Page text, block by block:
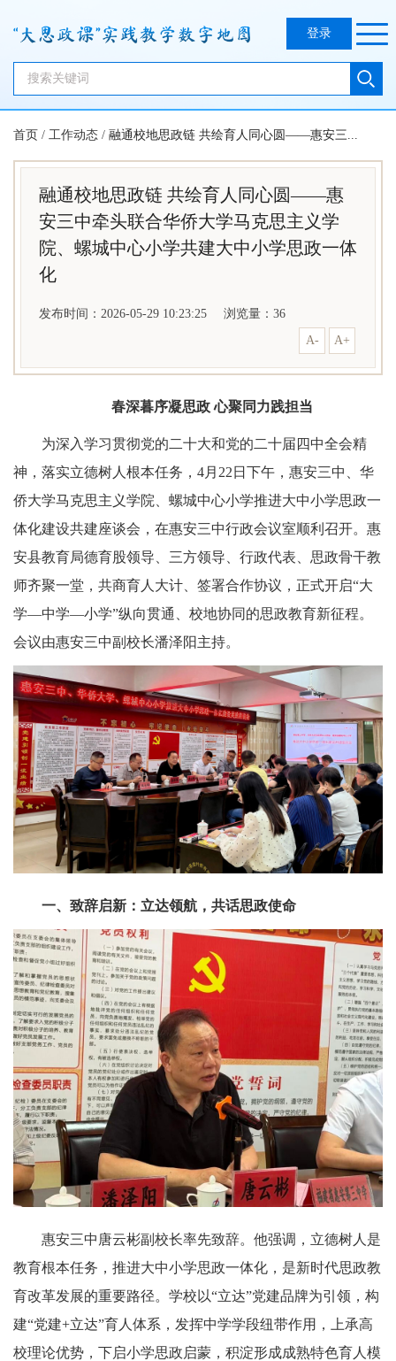
登录
首页 / 工作动态 / 融通校地思政链 共绘育人同心圆——惠安三...
融通校地思政链 共绘育人同心圆——惠
安三中牵头联合华侨大学马克思主义学
院、螺城中心小学共建大中小学思政一体
化
发布时间：2026-05-29 10:23:25 浏览量： 36
A-
A+
春深暮序凝思政 心聚同力践担当
为深入学习贯彻党的二十大和党的二十届四中全会精
神，落实立德树人根本任务，4月22日下午，惠安三中、华
侨大学马克思主义学院、螺城中心小学推进大中小学思政一
体化建设共建座谈会，在惠安三中行政会议室顺利召开。惠
安县教育局德育股领导、三方领导、行政代表、思政骨干教
师齐聚一堂，共商育人大计、签署合作协议，正式开启“大
学—中学—小学”纵向贯通、校地协同的思政教育新征程。
会议由惠安三中副校长潘泽阳主持。
一、致辞启新：立达领航，共话思政使命
惠安三中唐云彬副校长率先致辞。他强调，立德树人是
教育根本任务，推进大中小学思政一体化，是新时代思政教
育改革发展的重要路径。学校以“立达”党建品牌为引领，构
建“党建+立达”育人体系，发挥中学学段纽带作用，上承高
校理论优势，下启小学思政启蒙，积淀形成成熟特色育人模